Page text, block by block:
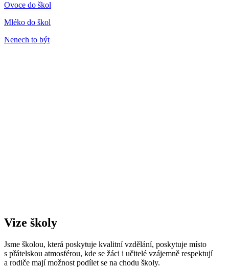
Ovoce do škol
Mléko do škol
Nenech to být
Vize školy
Jsme školou, která poskytuje kvalitní vzdělání, poskytuje místo
s přátelskou atmosférou, kde se žáci i učitelé vzájemně respektují
a rodiče mají možnost podílet se na chodu školy.